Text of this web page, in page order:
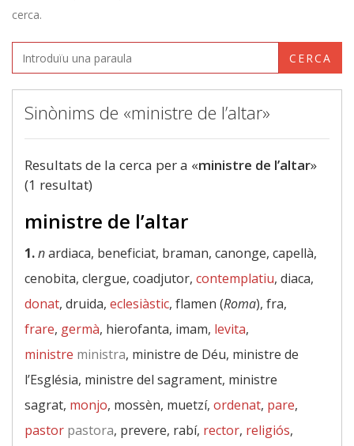
cerca.
CERCA
Sinònims de «ministre de l’altar»
Resultats de la cerca per a «ministre de l’altar»
(1 resultat)
ministre de l’altar
1.nardiaca, beneficiat, braman, canonge, capellà,
cenobita, clergue, coadjutor, contemplatiu, diaca,
donat, druida, eclesiàstic, flamen (Roma), fra,
frare, germà, hierofanta, imam, levita,
ministre ministra, ministre de Déu, ministre de
l’Església, ministre del sagrament, ministre
sagrat, monjo, mossèn, muetzí, ordenat, pare,
pastor pastora, prevere, rabí, rector, religiós,